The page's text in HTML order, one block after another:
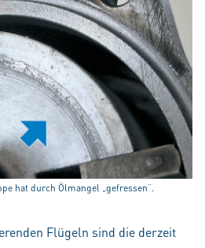
hat durch Ölmangel „gefressen“.
Flügeln sind die derzeit